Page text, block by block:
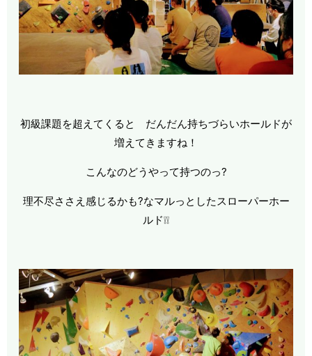
初級課題を超えてくると だんだん持ちづらいホールドが
増えてきますね！
こんなのどうやって持つのっ?
理不尽ささえ感じるかも?なマルっとしたスローパーホー
ルド❕❕